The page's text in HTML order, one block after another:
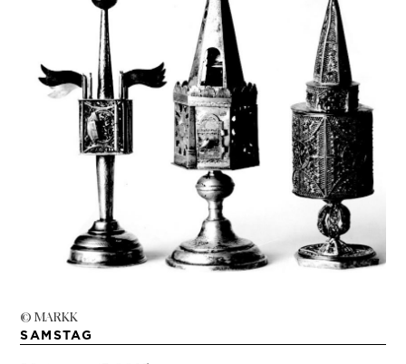
© MARKK
SAMSTAG